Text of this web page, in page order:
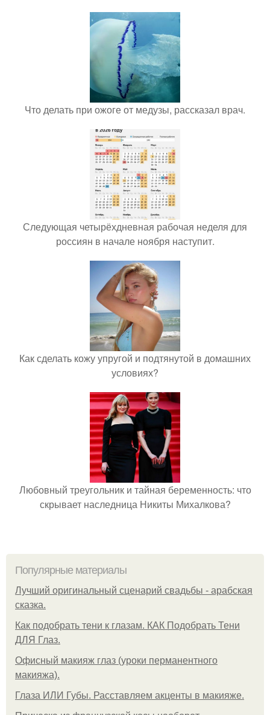
Что делать при ожоге от медузы, рассказал врач.
Следующая четырёхдневная рабочая неделя для
россиян в начале ноября наступит.
Как сделать кожу упругой и подтянутой в домашних
условиях?
Любовный треугольник и тайная беременность: что
скрывает наследница Никиты Михалкова?
Популярные материалы
Лучший оригинальный сценарий свадьбы - арабская
сказка.
Как подобрать тени к глазам. КАК Подобрать Тени
ДЛЯ Глаз.
Офисный макияж глаз (уроки перманентного
макияжа).
Глаза ИЛИ Губы. Расставляем акценты в макияже.